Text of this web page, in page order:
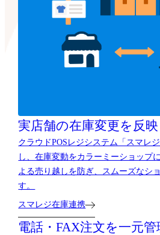
実店舗の在庫変更を反映
クラウドPOSレジシステム「スマレ
し、在庫変動をカラーミーショップ
よる売り越しを防ぎ、スムーズなシ
す。
スマレジ在庫連携
電話・FAX注文を一元管